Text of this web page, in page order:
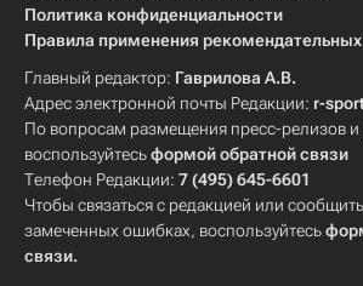
Политика конфиденциальности
Правила применения рекомендательных
Главный редактор: Гаврилова А.В.
Адрес электронной почты Редакции: r-
По вопросам размещения пресс-релизов
воспользуйтесьформой обратной связи
Телефон Редакции: 7 (495) 645-6601
Чтобы связаться с редакцией или
замеченных ошибках, воспользуйтесь
связи.